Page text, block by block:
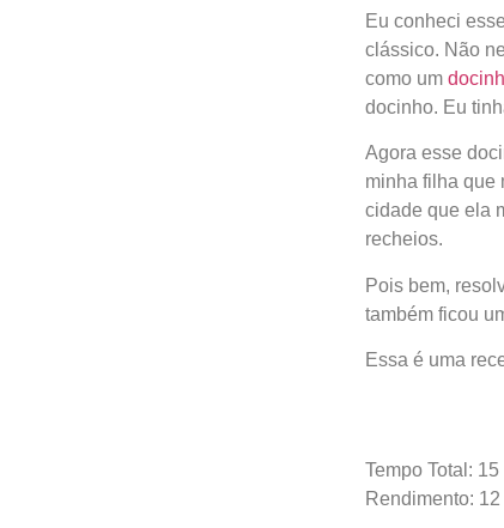
Eu conheci
clássico. Não
como um
docinho. Eu
Agora esse
minha filha que
cidade que ela
recheios.
Pois bem,
também ficou
Essa é uma
Tempo Total:
Rendimento: